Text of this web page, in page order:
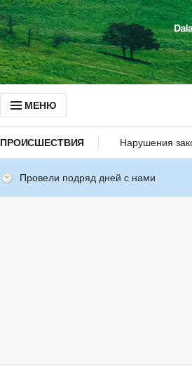
МЕНЮ
ПРОИСШЕСТВИЯ Нарушения
Провели подряд дней с нами